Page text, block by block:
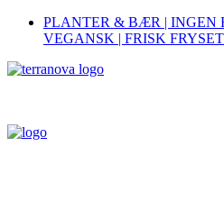
PLANTER & BÆR | INGEN
VEGANSK | FRISK